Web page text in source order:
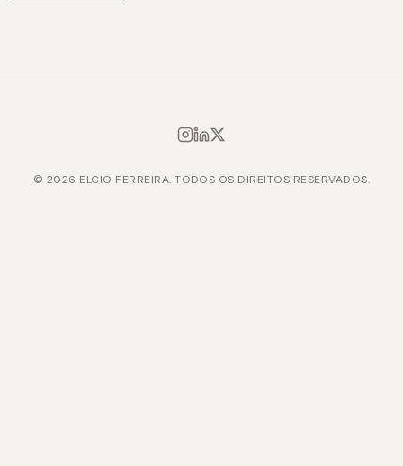
© 2026 ELCIO FERREIRA. TODOS OS DIREITOS RESERVADOS.